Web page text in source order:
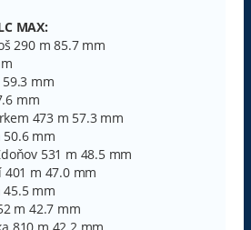
MAX:
290 m 85.7 mm
mm
mm
473 m 57.3 mm
50.6 mm
531 m 48.5 mm
m 47.0 mm
mm
m 42.7 mm
810 m 42.2 mm